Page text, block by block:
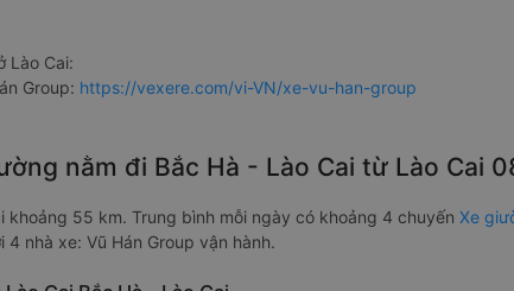
Lào Cai:
Group: https://vexere.com/vi-VN/xe-vu-han-group
nằm đi Bắc Hà - Lào Cai từ Lào Cai
khoảng 55 km. Trung bình mỗi ngày có khoảng 4 chuyến Xe
nhà xe: Vũ Hán Group vận hành.